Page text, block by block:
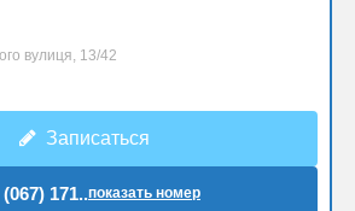
вулиця, 13/42
Записаться
171..показать номер